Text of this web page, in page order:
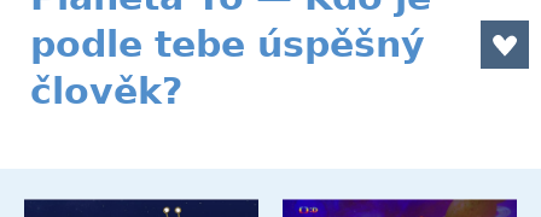
podle tebe úspěšný
člověk?